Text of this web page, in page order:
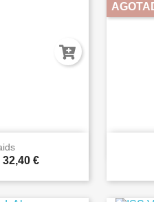
32,40 €
rápida